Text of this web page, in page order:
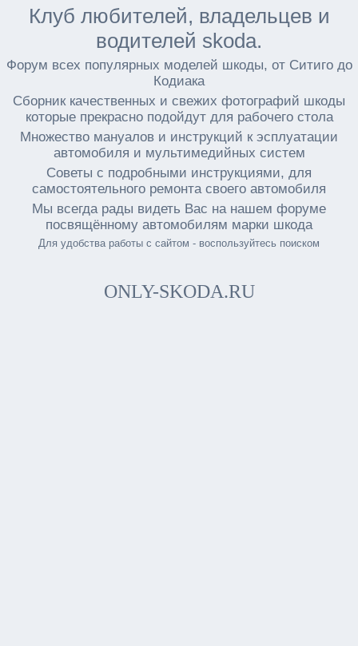
Клуб любителей, владельцев и
водителей skoda.
Форум всех популярных моделей шкоды, от Ситиго до
Кодиака
Сборник качественных и свежих фотографий шкоды
которые прекрасно подойдут для рабочего стола
Множество мануалов и инструкций к эсплуатации
автомобиля и мультимедийных систем
Советы с подробными инструкциями, для
самостоятельного ремонта своего автомобиля
Мы всегда рады видеть Вас на нашем форуме
посвящённому автомобилям марки шкода
Для удобства работы с сайтом - воспользуйтесь поиском
ONLY-SKODA.RU